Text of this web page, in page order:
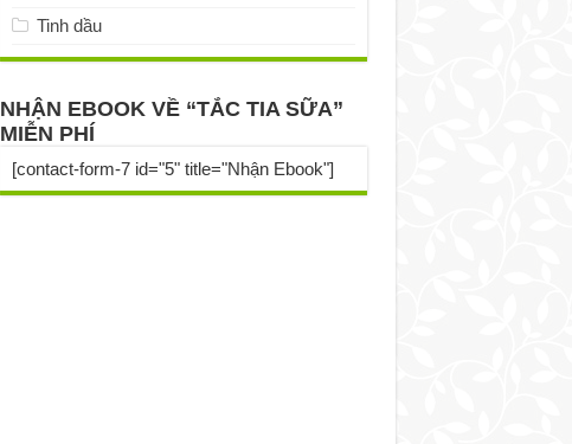
Tinh dầu
NHẬN EBOOK VỀ “TẮC TIA SỮA”
MIỄN PHÍ
[contact-form-7 id="5" title="Nhận Ebook"]